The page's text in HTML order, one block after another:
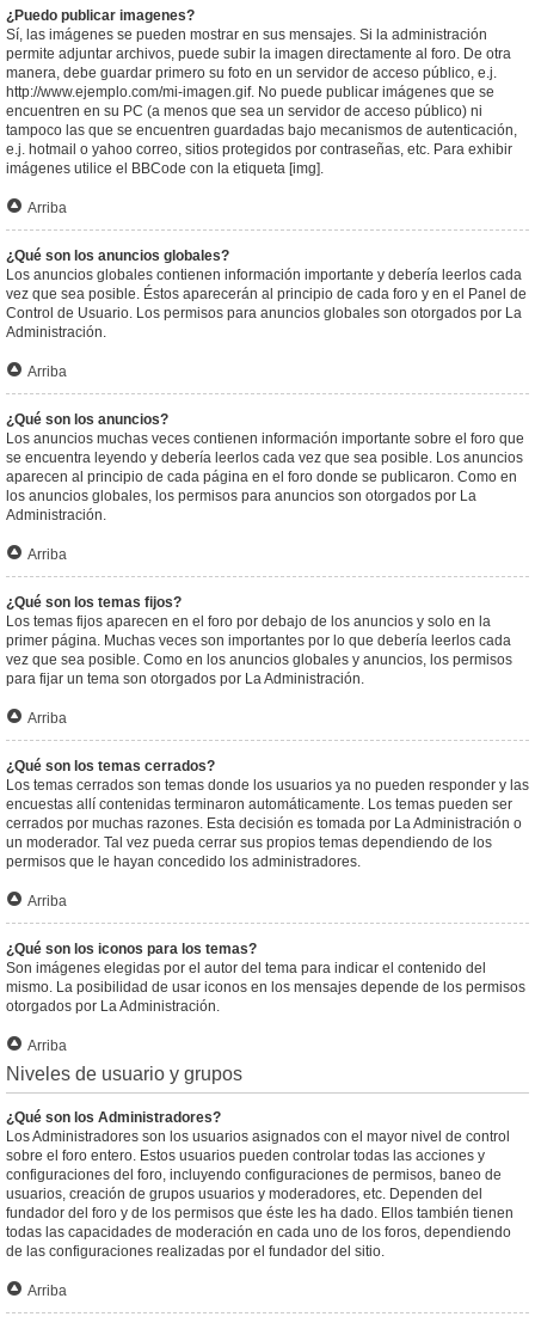
¿Puedo publicar imagenes?
Sí, las imágenes se pueden mostrar en sus mensajes. Si la administración
permite adjuntar archivos, puede subir la imagen directamente al foro. De otra
manera, debe guardar primero su foto en un servidor de acceso público, e.j.
http://www.ejemplo.com/mi-imagen.gif. No puede publicar imágenes que se
encuentren en su PC (a menos que sea un servidor de acceso público) ni
tampoco las que se encuentren guardadas bajo mecanismos de autenticación,
e.j. hotmail o yahoo correo, sitios protegidos por contraseñas, etc. Para exhibir
imágenes utilice el BBCode con la etiqueta [img].
Arriba
¿Qué son los anuncios globales?
Los anuncios globales contienen información importante y debería leerlos cada
vez que sea posible. Éstos aparecerán al principio de cada foro y en el Panel de
Control de Usuario. Los permisos para anuncios globales son otorgados por La
Administración.
Arriba
¿Qué son los anuncios?
Los anuncios muchas veces contienen información importante sobre el foro que
se encuentra leyendo y debería leerlos cada vez que sea posible. Los anuncios
aparecen al principio de cada página en el foro donde se publicaron. Como en
los anuncios globales, los permisos para anuncios son otorgados por La
Administración.
Arriba
¿Qué son los temas fijos?
Los temas fijos aparecen en el foro por debajo de los anuncios y solo en la
primer página. Muchas veces son importantes por lo que debería leerlos cada
vez que sea posible. Como en los anuncios globales y anuncios, los permisos
para fijar un tema son otorgados por La Administración.
Arriba
¿Qué son los temas cerrados?
Los temas cerrados son temas donde los usuarios ya no pueden responder y las
encuestas allí contenidas terminaron automáticamente. Los temas pueden ser
cerrados por muchas razones. Esta decisión es tomada por La Administración o
un moderador. Tal vez pueda cerrar sus propios temas dependiendo de los
permisos que le hayan concedido los administradores.
Arriba
¿Qué son los iconos para los temas?
Son imágenes elegidas por el autor del tema para indicar el contenido del
mismo. La posibilidad de usar iconos en los mensajes depende de los permisos
otorgados por La Administración.
Arriba
Niveles de usuario y grupos
¿Qué son los Administradores?
Los Administradores son los usuarios asignados con el mayor nivel de control
sobre el foro entero. Estos usuarios pueden controlar todas las acciones y
configuraciones del foro, incluyendo configuraciones de permisos, baneo de
usuarios, creación de grupos usuarios y moderadores, etc. Dependen del
fundador del foro y de los permisos que éste les ha dado. Ellos también tienen
todas las capacidades de moderación en cada uno de los foros, dependiendo
de las configuraciones realizadas por el fundador del sitio.
Arriba